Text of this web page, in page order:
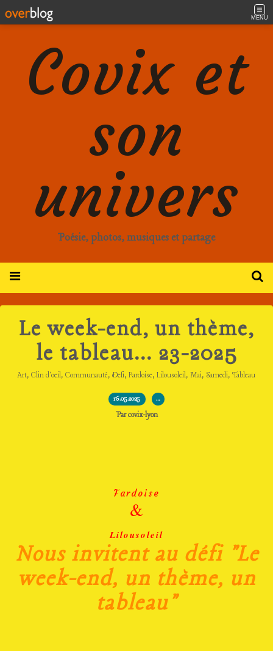
MENU
Covix et
son
univers
Poésie, photos, musiques et partage
Le week-end, un thème,
le tableau... 23-2025
Art, Clin d'oeil, Communauté, Defi, Fardoise, Lilousoleil, Mai, Samedi, Tableau
16.05.2025 …
Par covix-lyon
Fardoise
&
Lilousoleil
Nous invitent au défi "Le
week-end, un thème, un
tableau"